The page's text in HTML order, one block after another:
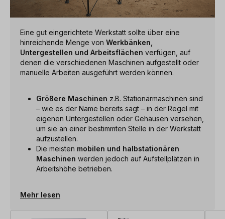
Eine gut eingerichtete Werkstatt sollte über eine
hinreichende Menge von Werkbänken,
Untergestellen und Arbeitsflächen verfügen, auf
denen die verschiedenen Maschinen aufgestellt oder
manuelle Arbeiten ausgeführt werden können.
Größere Maschinen z.B. Stationärmaschinen sind
– wie es der Name bereits sagt – in der Regel mit
eigenen Untergestellen oder Gehäusen versehen,
um sie an einer bestimmten Stelle in der Werkstatt
aufzustellen.
Die meisten mobilen und halbstationären
Maschinen werden jedoch auf Aufstellplätzen in
Arbeitshöhe betrieben.
Mehr lesen